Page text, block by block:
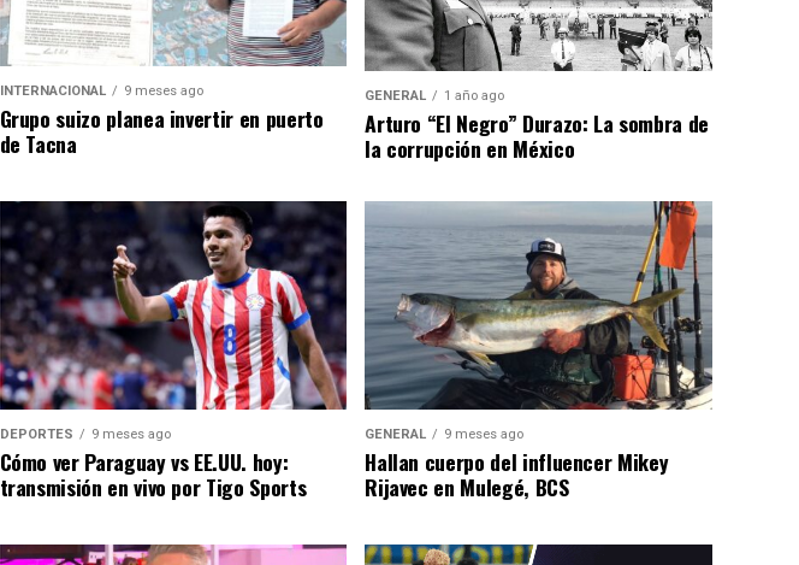
INTERNACIONAL 9 meses ago
Grupo suizo planea invertir en puerto
de Tacna
GENERAL 1 año ago
Arturo “El Negro” Durazo: La sombra de
la corrupción en México
DEPORTES 9 meses ago
Cómo ver Paraguay vs EE.UU. hoy:
transmisión en vivo por Tigo Sports
GENERAL 9 meses ago
Hallan cuerpo del influencer Mikey
Rijavec en Mulegé, BCS